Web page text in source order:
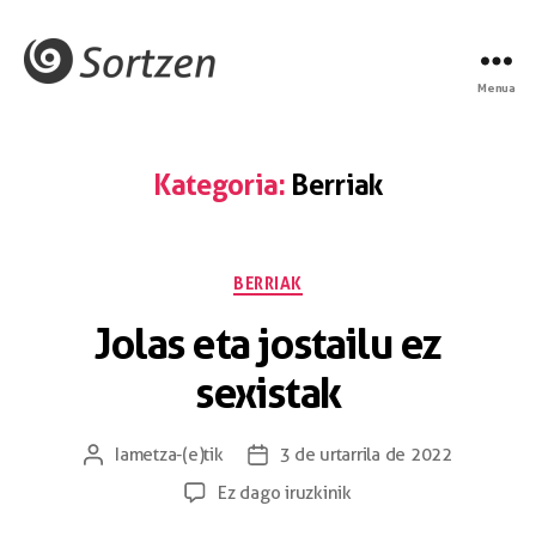
Menua
Kategoria: Berriak
BERRIAK
Jolas eta jostailu ez
sexistak
Iametza-(e)tik
3 de urtarrila de 2022
Ez dago iruzkinik